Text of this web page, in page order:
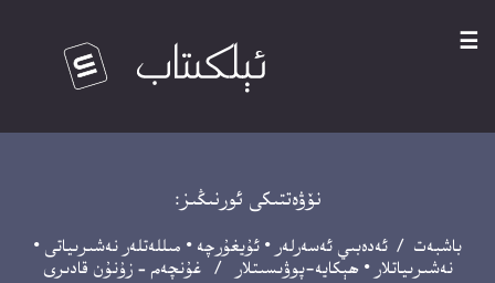
☰
نۆۋەتتىكى ئورنىڭىز:
باشبەت / ئەدەبىي ئەسەرلەر • ئۇيغۇرچە • مىللەتلەر نەشىرىياتى •
نەشىرىياتلار • ھېكايە-پوۋىسىتلار / غۇنچەم – زۇنۇن قادىرى